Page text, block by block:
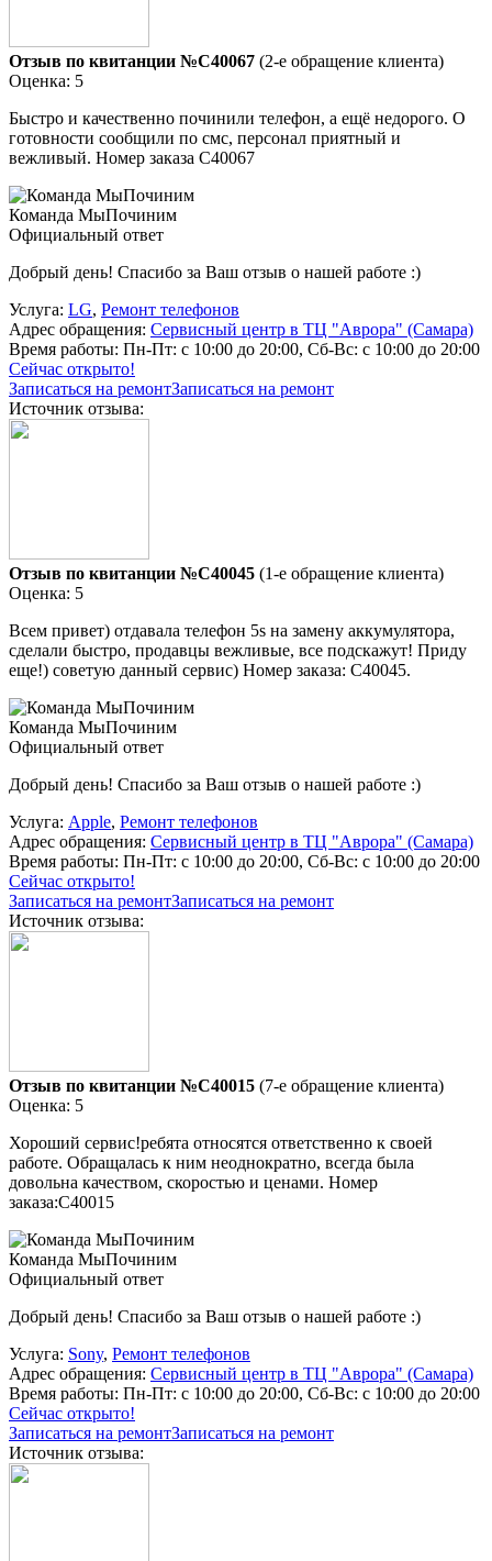
Отзыв по квитанции №C40067 (2-е обращение клиента)
Оценка: 5
Быстро и качественно починили телефон, а ещё недорого. О
готовности сообщили по смс, персонал приятный и
вежливый. Номер заказа С40067
Команда МыПочиним
Официальный ответ
Добрый день! Спасибо за Ваш отзыв о нашей работе :)
Услуга: LG, Ремонт телефонов
Адрес обращения: Сервисный центр в ТЦ "Аврора" (Самара)
Время работы: Пн-Пт: с 10:00 до 20:00, Сб-Вс: с 10:00 до 20:00
Сейчас открыто!
Записаться на ремонтЗаписаться на ремонт
Источник отзыва:
Отзыв по квитанции №C40045 (1-е обращение клиента)
Оценка: 5
Всем привет) отдавала телефон 5s на замену аккумулятора,
сделали быстро, продавцы вежливые, все подскажут! Приду
еще!) советую данный сервис) Номер заказа: C40045.
Команда МыПочиним
Официальный ответ
Добрый день! Спасибо за Ваш отзыв о нашей работе :)
Услуга: Apple, Ремонт телефонов
Адрес обращения: Сервисный центр в ТЦ "Аврора" (Самара)
Время работы: Пн-Пт: с 10:00 до 20:00, Сб-Вс: с 10:00 до 20:00
Сейчас открыто!
Записаться на ремонтЗаписаться на ремонт
Источник отзыва:
Отзыв по квитанции №C40015 (7-е обращение клиента)
Оценка: 5
Хороший сервис!ребята относятся ответственно к своей
работе. Обращалась к ним неоднократно, всегда была
довольна качеством, скоростью и ценами. Номер
заказа:C40015
Команда МыПочиним
Официальный ответ
Добрый день! Спасибо за Ваш отзыв о нашей работе :)
Услуга: Sony, Ремонт телефонов
Адрес обращения: Сервисный центр в ТЦ "Аврора" (Самара)
Время работы: Пн-Пт: с 10:00 до 20:00, Сб-Вс: с 10:00 до 20:00
Сейчас открыто!
Записаться на ремонтЗаписаться на ремонт
Источник отзыва: